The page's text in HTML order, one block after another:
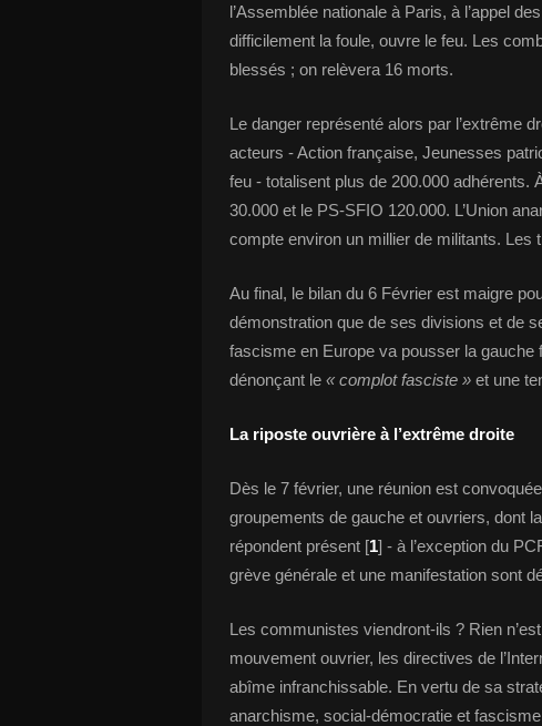
l’Assemblée nationale à Paris, à l’appel
difficilement la foule, ouvre le feu. Les
blessés ; on relèvera 16 morts.
Le danger représenté alors par l’extrême
acteurs - Action française, Jeunesses
feu - totalisent plus de 200.000 adhérents.
30.000 et le PS-SFIO 120.000. L’Union
compte environ un millier de militants.
Au final, le bilan du 6 Février est maigre
démonstration que de ses divisions et de
fascisme en Europe va pousser la
dénonçant le « complot fasciste » et une
La riposte ouvrière à l’extrême droite
Dès le 7 février, une réunion est
groupements de gauche et ouvriers, dont
répondent présent [1] - à l’exception du
grève générale et une manifestation sont
Les communistes viendront-ils ? Rien
mouvement ouvrier, les directives de
abîme infranchissable. En vertu de sa
anarchisme, social-démocratie et